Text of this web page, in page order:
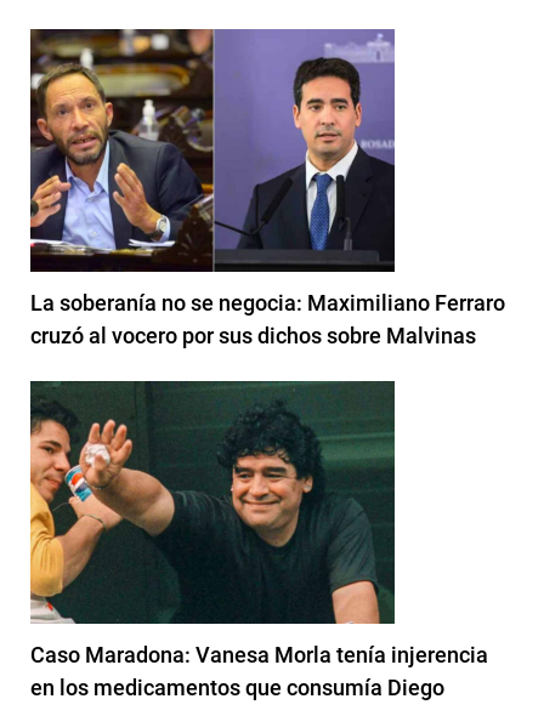
La soberanía no se negocia: Maximiliano Ferraro
cruzó al vocero por sus dichos sobre Malvinas
Caso Maradona: Vanesa Morla tenía injerencia
en los medicamentos que consumía Diego